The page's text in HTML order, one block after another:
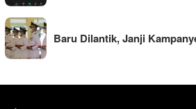
Baru Dilantik, Janji